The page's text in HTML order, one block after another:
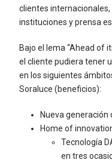
clientes
instituciones y prensa
Bajo el lema “Ahead of
el cliente pudiera tener
en los siguientes
Soraluce (beneficios):
Nueva generación
Home of
Tecnología
en tres